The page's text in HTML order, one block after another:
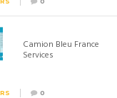
Camion Bleu France
Services
0